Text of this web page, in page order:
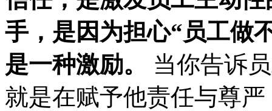
手，是因为担心“员工做
是一种激励。 当你告诉
就是在赋予他责任与尊